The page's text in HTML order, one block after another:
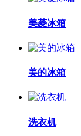
美菱冰箱
美的冰箱
洗衣机